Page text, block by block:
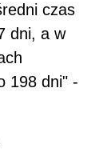
czas
dni, a w
198 dni" -